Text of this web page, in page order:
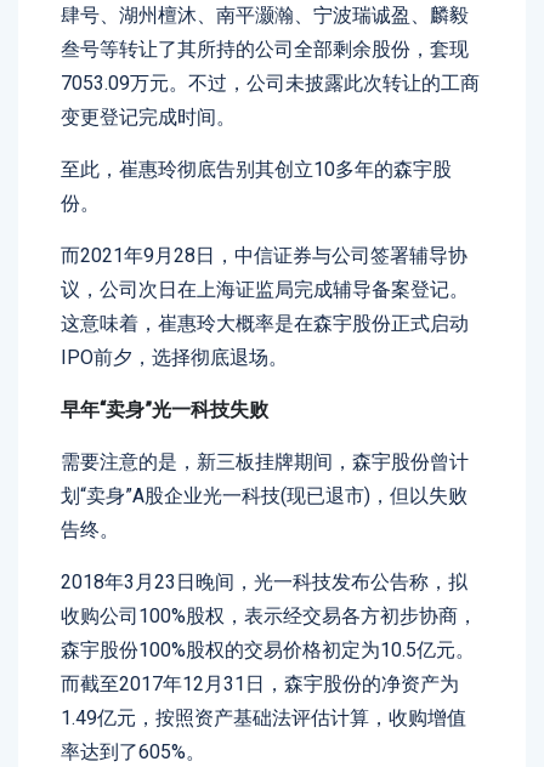
肆号、湖州檀沐、南平灏瀚、宁波瑞诚盈、麟毅
叁号等转让了其所持的公司全部剩余股份，套现
7053.09万元。不过，公司未披露此次转让的工商
变更登记完成时间。
至此，崔惠玲彻底告别其创立10多年的森宇股
份。
而2021年9月28日，中信证券与公司签署辅导协
议，公司次日在上海证监局完成辅导备案登记。
这意味着，崔惠玲大概率是在森宇股份正式启动
IPO前夕，选择彻底退场。
早年“卖身”光一科技失败
需要注意的是，新三板挂牌期间，森宇股份曾计
划“卖身”A股企业光一科技(现已退市)，但以失败
告终。
2018年3月23日晚间，光一科技发布公告称，拟
收购公司100%股权，表示经交易各方初步协商，
森宇股份100%股权的交易价格初定为10.5亿元。
而截至2017年12月31日，森宇股份的净资产为
1.49亿元，按照资产基础法评估计算，收购增值
率达到了605%。